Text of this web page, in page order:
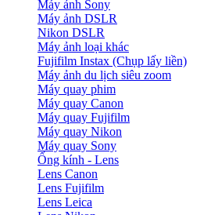
Máy ảnh Sony
Máy ảnh DSLR
Nikon DSLR
Máy ảnh loại khác
Fujifilm Instax (Chụp lấy liền)
Máy ảnh du lịch siêu zoom
Máy quay phim
Máy quay Canon
Máy quay Fujifilm
Máy quay Nikon
Máy quay Sony
Ống kính - Lens
Lens Canon
Lens Fujifilm
Lens Leica